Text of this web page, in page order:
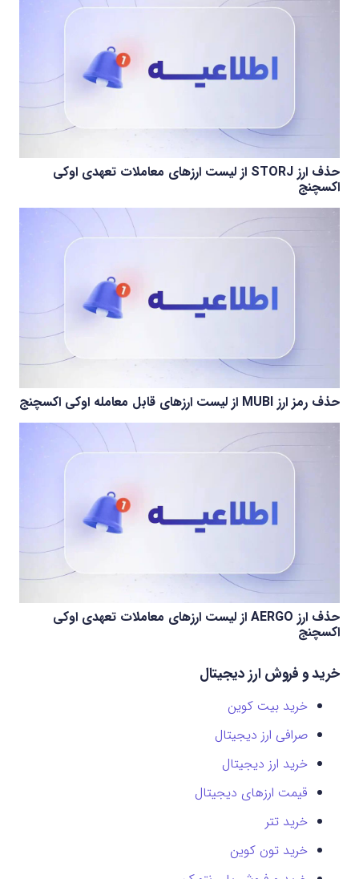
حذف ارز STORJ از لیست ارزهای معاملات تعهدی اوکی
اکسچنج
حذف رمز ارز MUBI از لیست ارزهای قابل معامله اوکی اکسچنج
حذف ارز AERGO از لیست ارزهای معاملات تعهدی اوکی
اکسچنج
خرید و فروش ارز دیجیتال
خرید بیت کوین
صرافی ارز دیجیتال
خرید ارز دیجیتال
قیمت ارزهای دیجیتال
خرید تتر
خرید تون کوین